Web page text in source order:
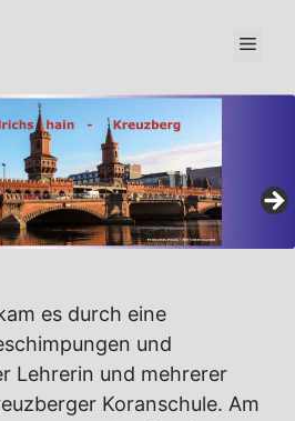
es durch eine
und
Lehrerin und mehrerer
Koranschule. Am